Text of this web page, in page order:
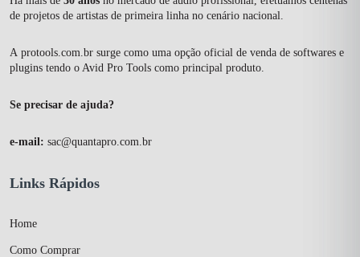
de projetos de artistas de primeira linha no cenário nacional.
A protools.com.br surge como uma opção oficial de venda de softwares e
plugins tendo o Avid Pro Tools como principal produto.
Se precisar de ajuda?
e-mail: sac@quantapro.com.br
Links Rápidos
Home
Como Comprar